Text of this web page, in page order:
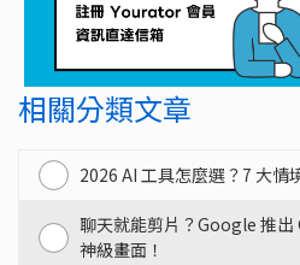
相關分類文章
2026 AI 工具怎麼選？7 大情
聊天就能剪片？Google 推
神級畫面！